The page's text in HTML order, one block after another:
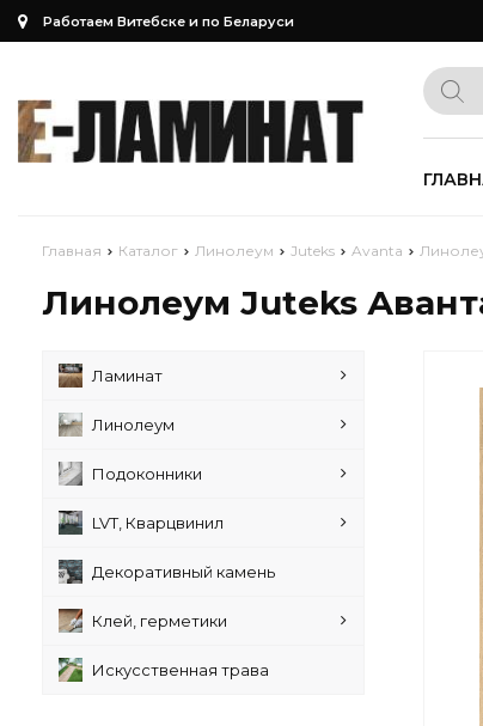
Работаем Витебске и по Беларуси
Главная Каталог Линолеум Juteks Avanta
Линолеум Juteks
Ламинат
Линолеум
Подоконники
LVT, Кварцвинил
Декоративный камень
Клей, герметики
Искусственная трава